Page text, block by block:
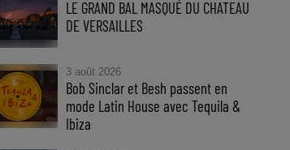
LE GRAND BAL MASQUÉ DU CHATEAU
DE VERSAILLES
3 août 2026
Bob Sinclar et Besh passent en
mode Latin House avec Tequila &
Ibiza